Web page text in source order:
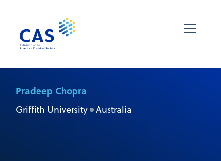
Pradeep Chopra
Griffith University Australia